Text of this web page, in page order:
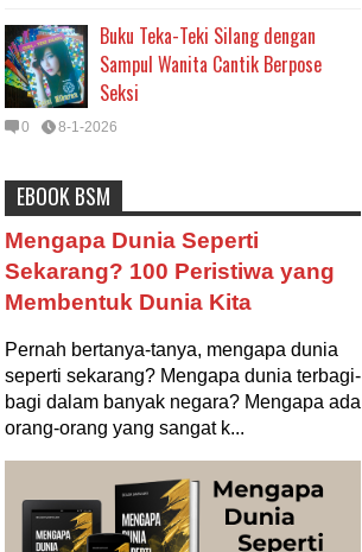
Buku Teka-Teki Silang dengan
Sampul Wanita Cantik Berpose
Seksi
0 8-1-2026
Astronomi Biologi Budaya Buku
Bumi
Entertainment
Fakta & Statistik
Filsafat
Flora Geografi
Hoeda's Note
Indonesia
Internasional Internet
Iptek
Istilah Ilmiah
Makanan & Minuman
Misteri
Mitologi
Nature Olahraga
Pendidikan
Psikologi Sains
Sejarah
Studi
Teknologi Tips
Tokoh
Mengapa Negara Miskin Tidak
Mencetak Uang yang Banyak saja
biar Kaya?
Ilustrasi/istimewa Jawaban untuk
panjang lebar, namun berikut ini saya usahakan
seringkas...
Ukuran 1 Kaki itu Berapa Meter?
disingkat ft) memang lebih sering
digunakan dibanding “meter”...
EBOOK BSM
Mengapa Dunia Seperti
Sekarang? 100 Peristiwa yang
Membentuk Dunia Kita
Pernah bertanya-tanya, mengapa dunia
seperti sekarang? Mengapa dunia terbagi-
bagi dalam banyak negara? Mengapa ada
orang-orang yang sangat k...